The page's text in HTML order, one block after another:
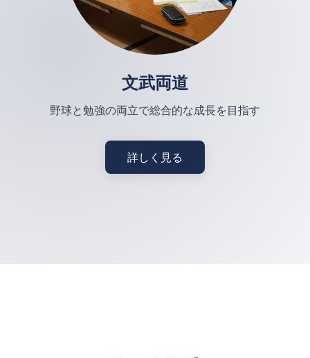
文武両道
野球と勉強の両立で総合的な成長を目指す
詳しく見る